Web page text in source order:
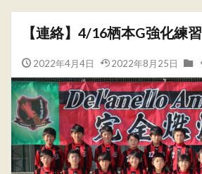
【連絡】4/16栖本G強化練習
2022年4月4日 2022年8月25日